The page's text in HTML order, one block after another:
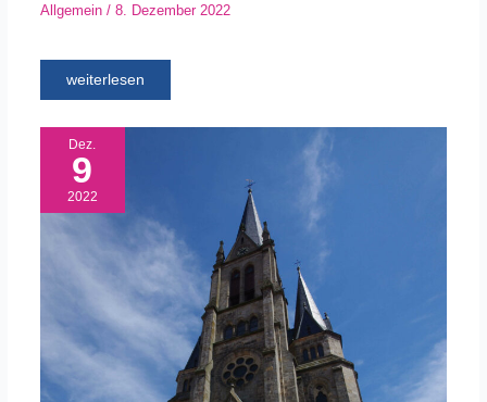
Allgemein/ 8. Dezember 2022
weiterlesen
Dez.
9
2022